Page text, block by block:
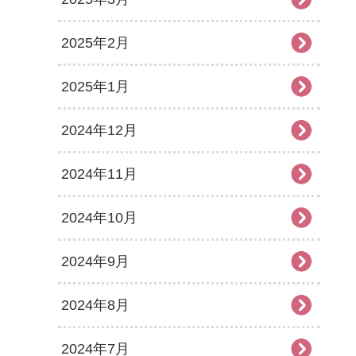
2025年2月
2025年1月
2024年12月
2024年11月
2024年10月
2024年9月
2024年8月
2024年7月